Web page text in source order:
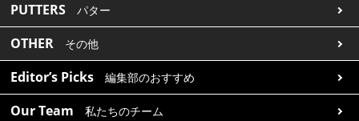
PUTTERS パター
OTHER その他
Editor’s Picks 編集部のおすすめ
Our Team 私たちのチーム